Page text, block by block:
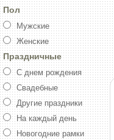
Пол
Мужские
Женские
Праздничные
С днем рождения
Свадебные
Другие праздники
На каждый день
Новогодние рамки